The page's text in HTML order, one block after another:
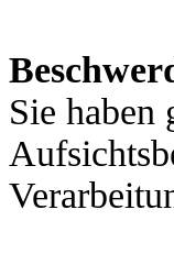
Sie haben